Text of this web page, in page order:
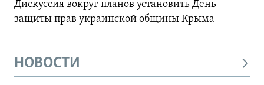
Дискуссия вокруг планов установить День
защиты прав украинской общины Крыма
НОВОСТИ